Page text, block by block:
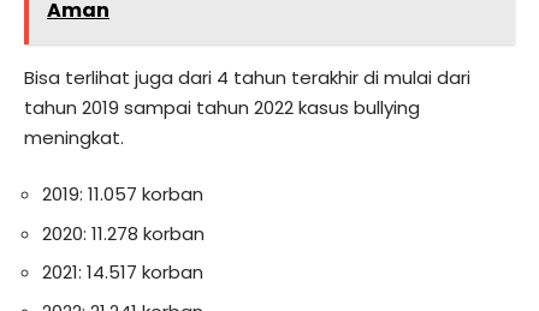
Aman
Bisa terlihat juga dari 4 tahun terakhir di mulai dari
tahun 2019 sampai tahun 2022 kasus bullying
meningkat.
2019: 11.057 korban
2020: 11.278 korban
2021: 14.517 korban